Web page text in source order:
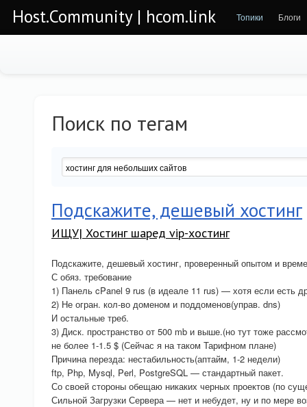
Host.Community | hcom.link Топики Блоги
Поиск по тегам
Подскажите, дешевый хостинг
ИЩУ| Хостинг шаред vip-хостинг
Подскажите, дешевый хостинг, проверенный опытом и
С обяз. требование
1) Панель cPanel 9 rus (в идеале 11 rus) — хотя если есть
2) Не огран. кол-во доменом и поддоменов(управ. dns)
И остальные треб.
3) Диск. пространство от 500 mb и выше.(но тут тоже
не более 1-1.5 $ (Сейчас я на таком Тарифном плане)
Причина перезда: нестабильность(аптайм, 1-2 недели)
ftp, Php, Mysql, Perl, PostgreSQL — стандартный пакет.
Со своей стороны обещаю никаких черных проектов (по
Сильной Загрузки Сервера — нет и небудет, ну и по мере